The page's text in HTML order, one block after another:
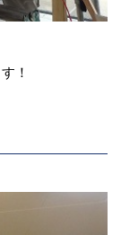
！